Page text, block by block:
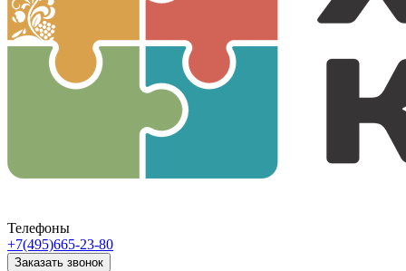
Телефоны
+7(495)665-23-80
Заказать звонок